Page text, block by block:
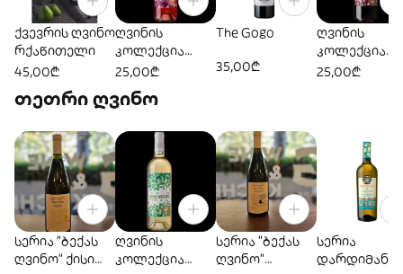
ქვევრის ღვინო
რქაწითელი
45,00₾
ღვინის
კოლექცია
"კიაზო" -
25,00₾
The Gogo
35,00₾
ღვინის
კოლექცია
"კიაზო" -
25,00₾
თეთრი ღვინო
სერია "ბექას
ღვინო" ქისი
ღვინის
კოლექცია
სერია "ბექას
ღვინო"
სერია